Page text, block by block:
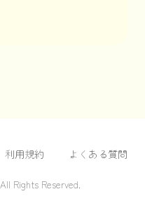
利用規約 よくある質問
Rights Reserved.